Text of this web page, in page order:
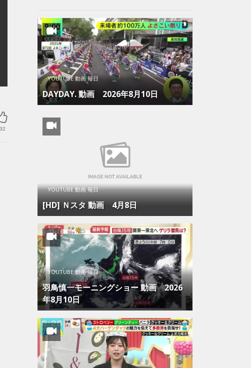
32
YOUTUBE 動画 毎日
DAYDAY. 動画 2026年8月10日
YOUTUBE 動画 毎日
[HD] Ｎスタ 動画 4月8日
YOUTUBE 動画 毎日
羽鳥慎一モーニングショー 動画 2026
年8月10日